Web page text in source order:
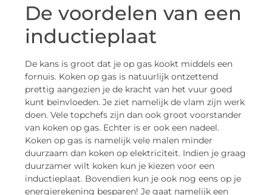
De voordelen van een
inductieplaat
De kans is groot dat je op gas kookt middels een
fornuis. Koken op gas is natuurlijk ontzettend
prettig aangezien je de kracht van het vuur goed
kunt beïnvloeden. Je ziet namelijk de vlam zijn werk
doen. Vele topchefs zijn dan ook groot voorstander
van koken op gas. Echter is er ook een nadeel.
Koken op gas is namelijk vele malen minder
duurzaam dan koken op elektriciteit. Indien je graag
duurzamer wilt koken kun je kiezen voor een
inductieplaat. Bovendien kun je ook nog eens op je
energierekening besparen! Je gaat namelijk een